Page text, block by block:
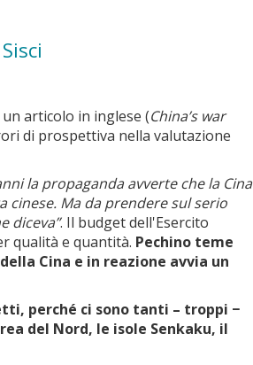
un articolo in inglese (China’s war
di prospettiva nella valutazione
la propaganda avverte che la Cina
cinese. Ma da prendere sul serio
diceva”. Il budget dell'Esercito
qualità e quantità. Pechino teme
Cina e in reazione avvia un
perché ci sono tanti – troppi −
del Nord, le isole Senkaku, il